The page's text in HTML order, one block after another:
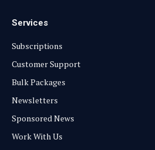
Services
Subscriptions
Customer Support
Bulk Packages
Newsletters
Sponsored News
Work With Us